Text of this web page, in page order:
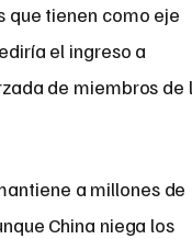
que tienen como eje
el ingreso a
de miembros de
a millones de
China niega los